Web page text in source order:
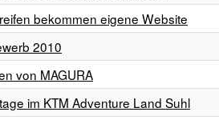
bekommen eigene Website
2010
von MAGURA
im KTM Adventure Land Suhl